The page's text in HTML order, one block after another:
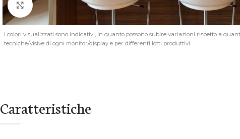
Click to enlarge
I colori visualizzati sono indicativi, in quanto possono subire variazioni rispetto a
tecniche/visive di ogni monitor/display e per differenti lotti produttivi.
Caratteristiche